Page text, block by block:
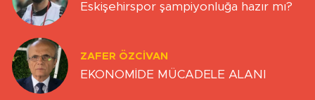
Eskişehirspor şampiyonluğa hazır mı?
ZAFER ÖZCIVAN
EKONOMİDE MÜCADELE ALANI